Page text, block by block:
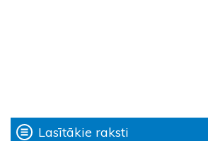
Lasītākie raksti